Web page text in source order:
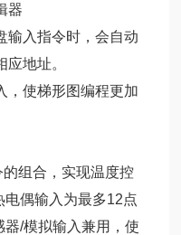
器
输入指令时，会自动
地址。
，使梯形图编程更加
组合，实现温度控
偶输入为最多12点
/模拟输入兼用，使